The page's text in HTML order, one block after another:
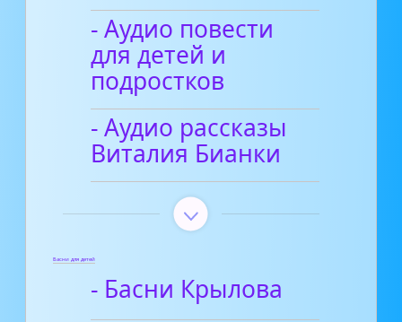
- Аудио повести
для детей и
подростков
- Аудио рассказы
Виталия Бианки
Басни для детей
- Басни Крылова